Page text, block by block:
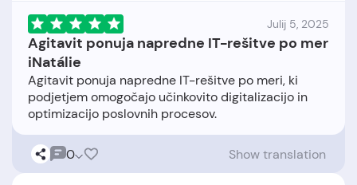
Julij 5, 2025
Agitavit ponuja napredne IT-rešitve po mer
iNatálie
Agitavit ponuja napredne IT-rešitve po meri, ki
podjetjem omogočajo učinkovito digitalizacijo in
0 Show translation